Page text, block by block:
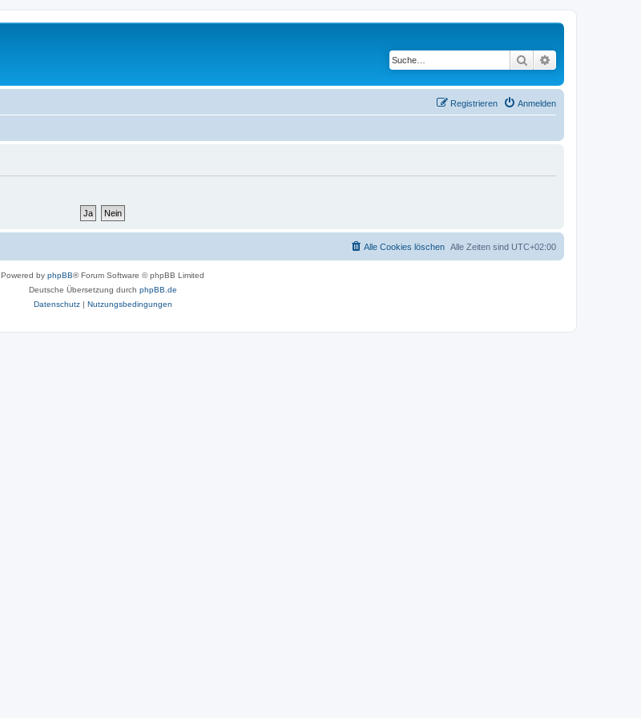
Suche
Anmelden
Registrieren
Alle Zeiten sind UTC+02:00
Alle Cookies löschen
Powered by phpBB® Forum Software © phpBB Limited
Deutsche Übersetzung durch phpBB.de
Datenschutz| Nutzungsbedingungen